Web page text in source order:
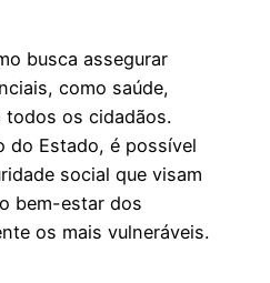
busca assegurar
como saúde,
todos os cidadãos.
do Estado, é possível
social que visam
bem-estar dos
os mais vulneráveis.